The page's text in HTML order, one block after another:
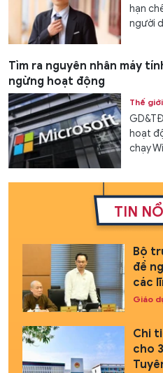
hạn
người
Tìm ra nguyên nhân máy
ngừng hoạt động
Thế giới
hoạt
chạy
TIN
Bộ
đề
các
Giáo
Chi
cho